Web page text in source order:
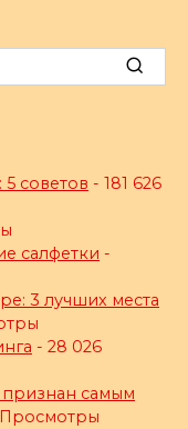
советов - 181 626
салфетки -
3 лучших места
- 28 026
признан самым
Просмотры